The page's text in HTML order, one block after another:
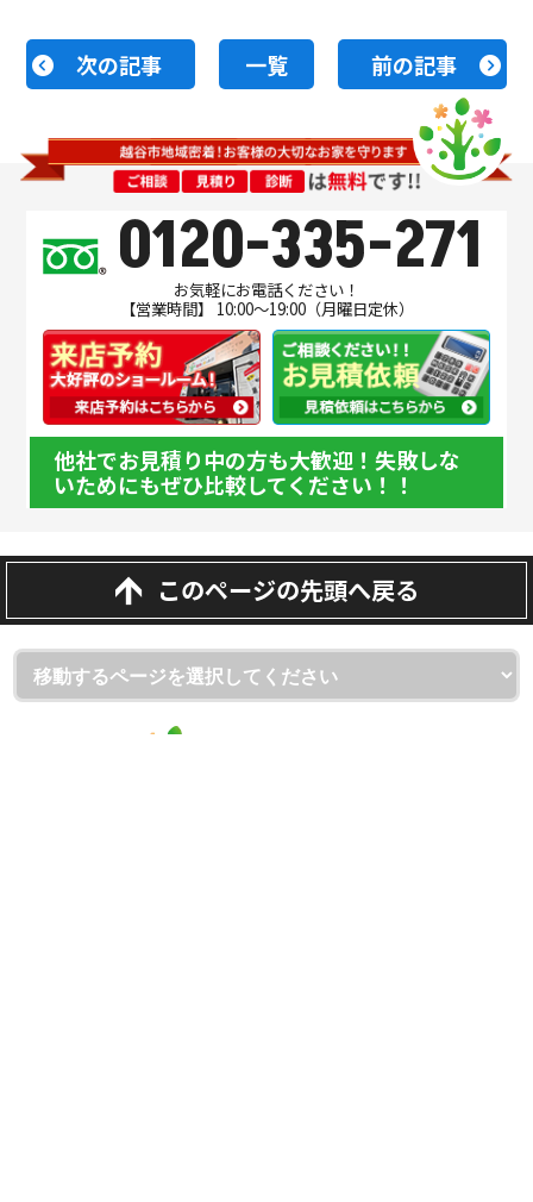
次の記事 一覧 前の記事
0120-335-271
お気軽にお電話ください！
【営業時間】 10:00～19:00（月曜日定休）
他社でお見積り中の方も大歓迎！失敗しな
いためにもぜひ比較してください！！
このページの先頭へ戻る